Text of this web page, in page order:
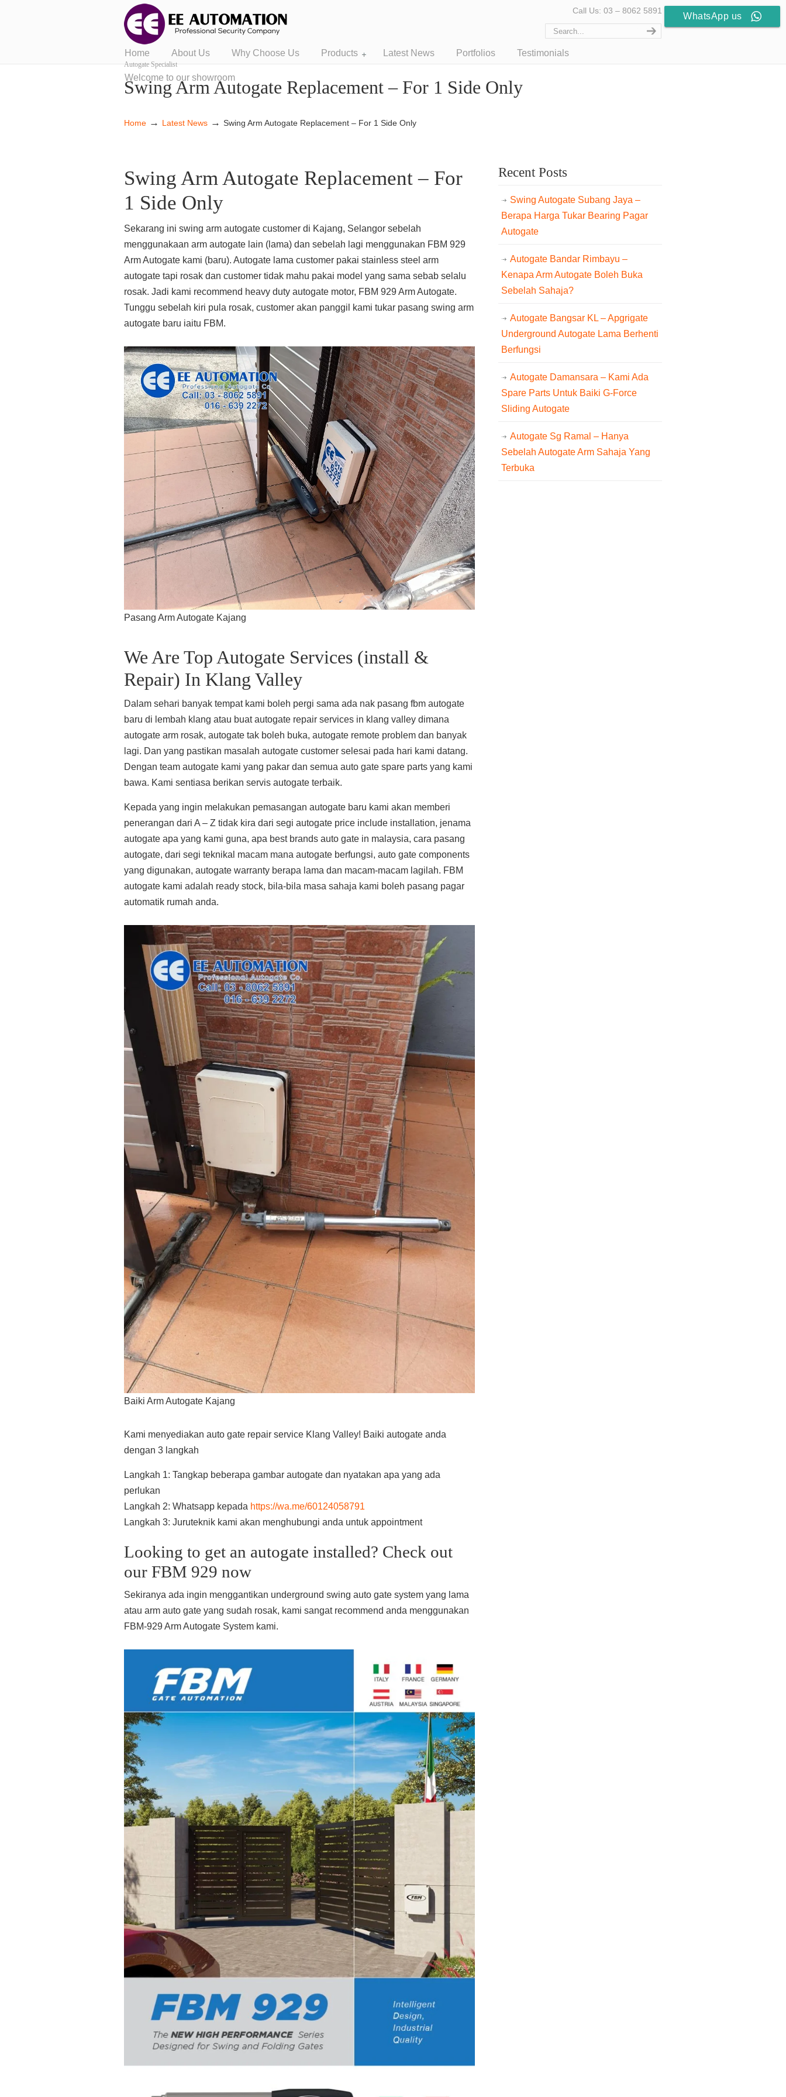
Autogate Specialist
Call Us: 03 – 8062 5891
Home About Us Why Choose Us Products Latest News Portfolios Testimonials
Welcome to our showroom
Swing Arm Autogate Replacement – For 1 Side Only
Home → Latest News → Swing Arm Autogate Replacement – For 1 Side Only
Swing Arm Autogate Replacement – For
1 Side Only
Sekarang ini swing arm autogate customer di Kajang, Selangor sebelah
menggunakaan arm autogate lain (lama) dan sebelah lagi menggunakan FBM 929
Arm Autogate kami (baru). Autogate lama customer pakai stainless steel arm
autogate tapi rosak dan customer tidak mahu pakai model yang sama sebab selalu
rosak. Jadi kami recommend heavy duty autogate motor, FBM 929 Arm Autogate.
Tunggu sebelah kiri pula rosak, customer akan panggil kami tukar pasang swing arm
autogate baru iaitu FBM.
Pasang Arm Autogate Kajang
We Are Top Autogate Services (install &
Repair) In Klang Valley
Dalam sehari banyak tempat kami boleh pergi sama ada nak pasang fbm autogate
baru di lembah klang atau buat autogate repair services in klang valley dimana
autogate arm rosak, autogate tak boleh buka, autogate remote problem dan banyak
lagi. Dan yang pastikan masalah autogate customer selesai pada hari kami datang.
Dengan team autogate kami yang pakar dan semua auto gate spare parts yang kami
bawa. Kami sentiasa berikan servis autogate terbaik.
Kepada yang ingin melakukan pemasangan autogate baru kami akan memberi
penerangan dari A – Z tidak kira dari segi autogate price include installation, jenama
autogate apa yang kami guna, apa best brands auto gate in malaysia, cara pasang
autogate, dari segi teknikal macam mana autogate berfungsi, auto gate components
yang digunakan, autogate warranty berapa lama dan macam-macam lagilah. FBM
autogate kami adalah ready stock, bila-bila masa sahaja kami boleh pasang pagar
automatik rumah anda.
Baiki Arm Autogate Kajang
Kami menyediakan auto gate repair service Klang Valley! Baiki autogate anda
dengan 3 langkah
Langkah 1: Tangkap beberapa gambar autogate dan nyatakan apa yang ada
perlukan
Langkah 2: Whatsapp kepada https://wa.me/60124058791
Langkah 3: Juruteknik kami akan menghubungi anda untuk appointment
Looking to get an autogate installed? Check out
our FBM 929 now
Sekiranya ada ingin menggantikan underground swing auto gate system yang lama
atau arm auto gate yang sudah rosak, kami sangat recommend anda menggunakan
FBM-929 Arm Autogate System kami.
Recent Posts
Swing Autogate Subang Jaya –
Berapa Harga Tukar Bearing Pagar
Autogate
Autogate Bandar Rimbayu –
Kenapa Arm Autogate Boleh Buka
Sebelah Sahaja?
Autogate Bangsar KL – Apgrigate
Underground Autogate Lama Berhenti
Berfungsi
Autogate Damansara – Kami Ada
Spare Parts Untuk Baiki G-Force
Sliding Autogate
Autogate Sg Ramal – Hanya
Sebelah Autogate Arm Sahaja Yang
Terbuka
WhatsApp us